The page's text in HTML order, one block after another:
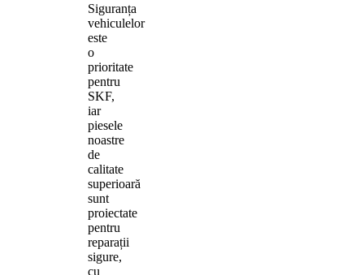
Siguranța
vehiculelor
este
o
prioritate
pentru
SKF,
iar
piesele
noastre
de
calitate
superioară
sunt
proiectate
pentru
reparații
sigure,
cu